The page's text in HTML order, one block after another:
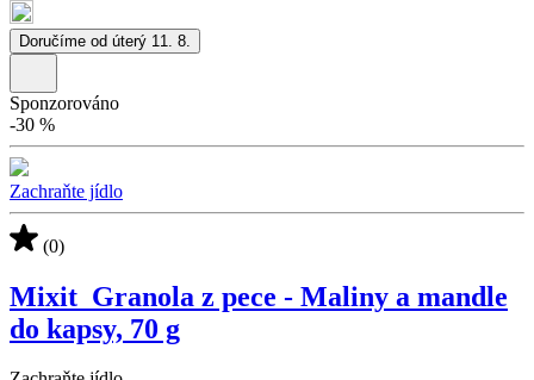
Doručíme od úterý 11. 8.
Sponzorováno
-30 %
Zachraňte jídlo
(0)
Mixit_Granola z pece - Maliny a mandle
do kapsy, 70 g